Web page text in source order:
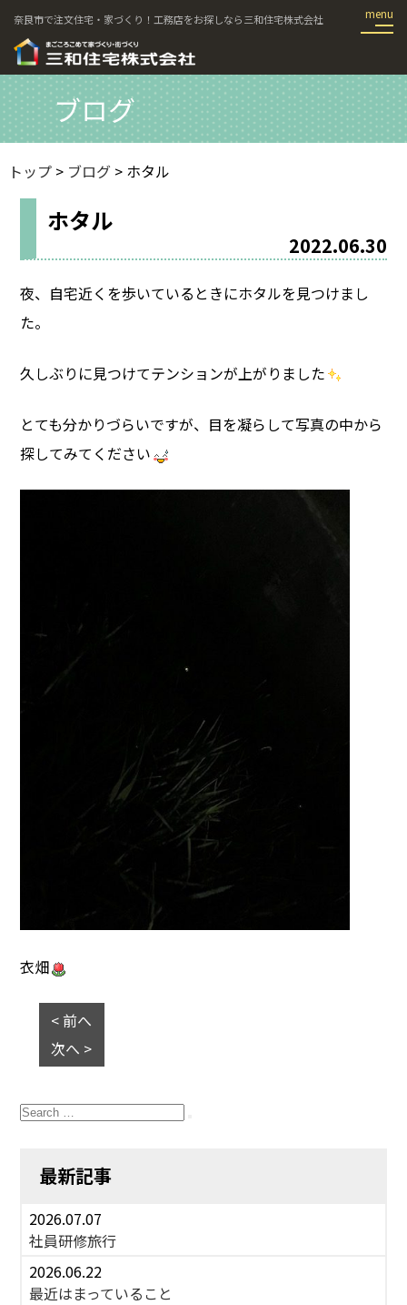
奈良市で注文住宅・家づくり！工務店をお探しなら三和住宅株式会社
ブログ
トップ> ブログ> ホタル
ホタル
2022.06.30
夜、自宅近くを歩いているときにホタルを見つけまし
た。
久しぶりに見つけてテンションが上がりました
とても分かりづらいですが、目を凝らして写真の中から
探してみてください
衣畑
< 前へ
次へ >
Search
for:
最新記事
2026.07.07
社員研修旅行
2026.06.22
最近はまっていること